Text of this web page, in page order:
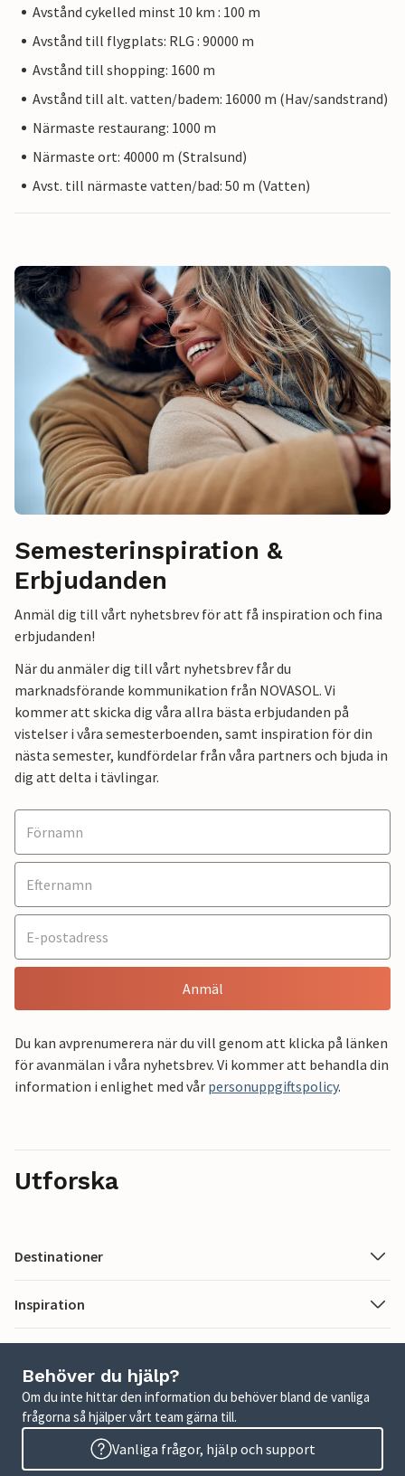
Avstånd cykelled minst 10 km : 100 m
Avstånd till flygplats: RLG : 90000 m
Avstånd till shopping: 1600 m
Avstånd till alt. vatten/badem: 16000 m (Hav/sandstrand)
Närmaste restaurang: 1000 m
Närmaste ort: 40000 m (Stralsund)
Avst. till närmaste vatten/bad: 50 m (Vatten)
Semesterinspiration &
Erbjudanden
Anmäl dig till vårt nyhetsbrev för att få inspiration och fina
erbjudanden!
När du anmäler dig till vårt nyhetsbrev får du
marknadsförande kommunikation från NOVASOL. Vi
kommer att skicka dig våra allra bästa erbjudanden på
vistelser i våra semesterboenden, samt inspiration för din
nästa semester, kundfördelar från våra partners och bjuda in
dig att delta i tävlingar.
Anmäl
Du kan avprenumerera när du vill genom att klicka på länken
för avanmälan i våra nyhetsbrev. Vi kommer att behandla din
information i enlighet med vår personuppgiftspolicy.
Utforska
Destinationer
Inspiration
Behöver du hjälp?
Om du inte hittar den information du behöver bland de vanliga
frågorna så hjälper vårt team gärna till.
Vanliga frågor, hjälp och support